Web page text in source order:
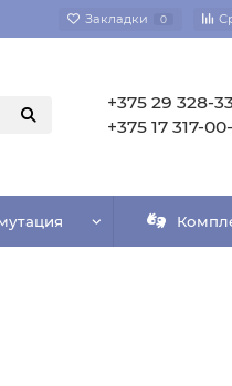
Закладки 0
+375 29 328-
+375 17 317-